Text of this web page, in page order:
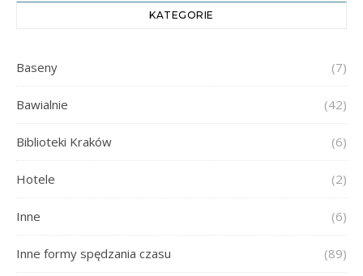
KATEGORIE
Baseny (7)
Bawialnie (42)
Biblioteki Kraków (6)
Hotele (2)
Inne (6)
Inne formy spędzania czasu (89)